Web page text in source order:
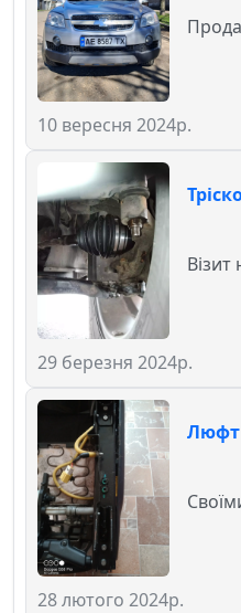
10 вересня 2024р.
29 березня 2024р.
Візит
Люфт
28 лютого 2024р.